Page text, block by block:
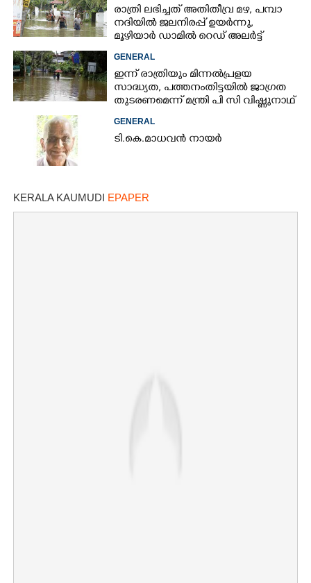
രാത്രി ലഭിച്ചത് അതിതീവ്ര മഴ, പമ്പാ
നദിയിൽ ജലനിരപ്പ് ഉയർന്നു,
മൂഴിയാർ ഡാമിൽ റെഡ് അലർട്ട്
GENERAL
ഇന്ന് രാത്രിയും മിന്നൽപ്രളയ
സാദ്ധ്യത,​ പത്തനംതിട്ടയിൽ ജാഗ്രത
തുടരണമെന്ന് മന്ത്രി പി സി വിഷ്ണുനാഥ്
GENERAL
ടി.കെ.മാധവൻ നായർ
KERALA KAUMUDI EPAPER